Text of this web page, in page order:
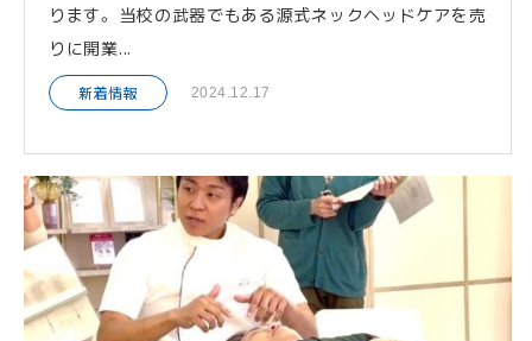
ります。 当校の武器でもある源式ネックヘッドケアを売
りに開業...
新着情報 2024.12.17